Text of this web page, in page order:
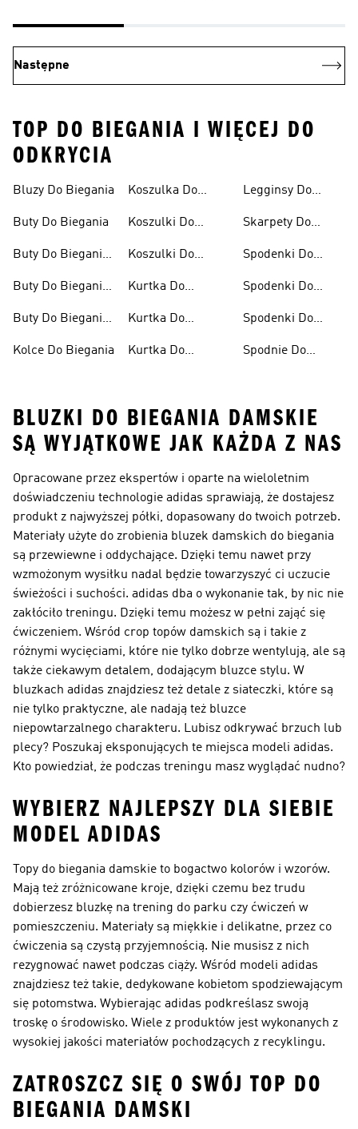
Następne
TOP DO BIEGANIA I WIĘCEJ DO
ODKRYCIA
Bluzy Do Biegania
Buty Do Biegania
Buty Do Biegania
Buty Do Biegania
Buty Do Biegania
Kolce Do Biegania
Koszulka Do
Koszulki Do
Koszulki Do
Kurtka Do
Kurtka Do
Kurtka Do
Legginsy Do
Skarpety Do
Spodenki Do
Spodenki Do
Spodenki Do
Spodnie Do
BLUZKI DO BIEGANIA DAMSKIE
SĄ WYJĄTKOWE JAK KAŻDA Z NAS
Opracowane przez ekspertów i oparte na wieloletnim
doświadczeniu technologie adidas sprawiają, że dostajesz
produkt z najwyższej półki, dopasowany do twoich potrzeb.
Materiały użyte do zrobienia bluzek damskich do biegania
są przewiewne i oddychające. Dzięki temu nawet przy
wzmożonym wysiłku nadal będzie towarzyszyć ci uczucie
świeżości i suchości. adidas dba o wykonanie tak, by nic nie
zakłóciło treningu. Dzięki temu możesz w pełni zająć się
ćwiczeniem. Wśród crop topów damskich są i takie z
różnymi wycięciami, które nie tylko dobrze wentylują, ale są
także ciekawym detalem, dodającym bluzce stylu. W
bluzkach adidas znajdziesz też detale z siateczki, które są
nie tylko praktyczne, ale nadają też bluzce
niepowtarzalnego charakteru. Lubisz odkrywać brzuch lub
plecy? Poszukaj eksponujących te miejsca modeli adidas.
Kto powiedział, że podczas treningu masz wyglądać nudno?
WYBIERZ NAJLEPSZY DLA SIEBIE
MODEL ADIDAS
Topy do biegania damskie to bogactwo kolorów i wzorów.
Mają też zróżnicowane kroje, dzięki czemu bez trudu
dobierzesz bluzkę na trening do parku czy ćwiczeń w
pomieszczeniu. Materiały są miękkie i delikatne, przez co
ćwiczenia są czystą przyjemnością. Nie musisz z nich
rezygnować nawet podczas ciąży. Wśród modeli adidas
znajdziesz też takie, dedykowane kobietom spodziewającym
się potomstwa. Wybierając adidas podkreślasz swoją
troskę o środowisko. Wiele z produktów jest wykonanych z
wysokiej jakości materiałów pochodzących z recyklingu.
ZATROSZCZ SIĘ O SWÓJ TOP DO
BIEGANIA DAMSKI